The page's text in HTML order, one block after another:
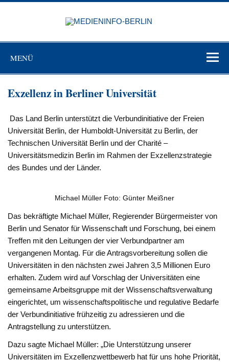
Zum
MENÜ
Exzellenz in Berliner Universität
Das Land Berlin unterstützt die Verbundinitiative der Freien
Universität Berlin, der Humboldt-Universität zu Berlin, der
Technischen Universität Berlin und der Charité –
Universitätsmedizin Berlin im Rahmen der Exzellenzstrategie
des Bundes und der Länder.
Michael Müller Foto: Günter Meißner
Das bekräftigte Michael Müller, Regierender Bürgermeister von
Berlin und Senator für Wissenschaft und Forschung, bei einem
Treffen mit den Leitungen der vier Verbundpartner am
vergangenen Montag. Für die Antragsvorbereitung sollen die
Universitäten in den nächsten zwei Jahren 3,5 Millionen Euro
erhalten. Zudem wird auf Vorschlag der Universitäten eine
gemeinsame Arbeitsgruppe mit der Wissenschaftsverwaltung
eingerichtet, um wissenschaftspolitische und regulative Bedarfe
der Verbundinitiative frühzeitig zu adressieren und die
Antragstellung zu unterstützen.
Dazu sagte Michael Müller: „Die Unterstützung unserer
Universitäten im Exzellenzwettbewerb hat für uns hohe Priorität,